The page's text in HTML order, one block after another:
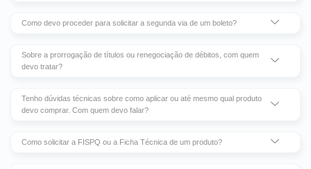
Como devo proceder para solicitar a segunda via de um boleto?
Sobre a prorrogação de títulos ou renegociação de débitos, com quem
devo tratar?
Tenho dúvidas técnicas sobre como aplicar ou até mesmo qual produto
devo comprar. Com quem devo falar?
Como solicitar a FISPQ ou a Ficha Técnica de um produto?